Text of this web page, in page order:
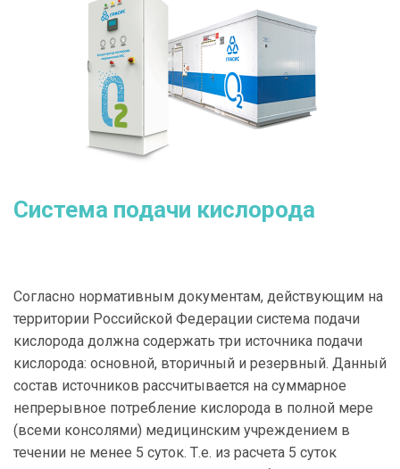
Система подачи кислорода
Согласно нормативным документам, действующим на
территории Российской Федерации система подачи
кислорода должна содержать три источника подачи
кислорода: основной, вторичный и резервный. Данный
состав источников рассчитывается на суммарное
непрерывное потребление кислорода в полной мере
(всеми консолями) медицинским учреждением в
течении не менее 5 суток. Т.е. из расчета 5 суток